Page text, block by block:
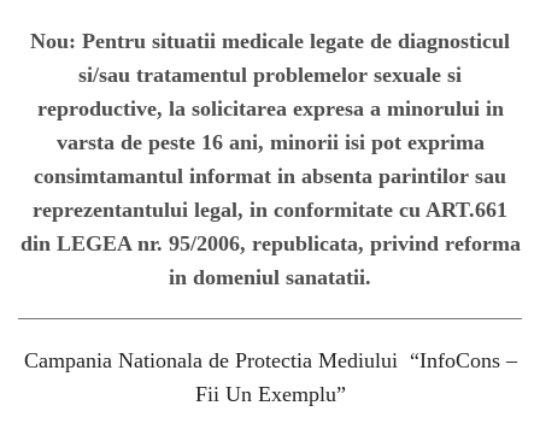
Nou: Pentru situatii medicale legate de diagnosticul
si/sau tratamentul problemelor sexuale si
reproductive, la solicitarea expresa a minorului in
varsta de peste 16 ani, minorii isi pot exprima
consimtamantul informat in absenta parintilor sau
reprezentantului legal, in conformitate cu ART.661
din LEGEA nr. 95/2006, republicata, privind reforma
in domeniul sanatatii.
Campania Nationala de Protectia Mediului “InfoCons –
Fii Un Exemplu”